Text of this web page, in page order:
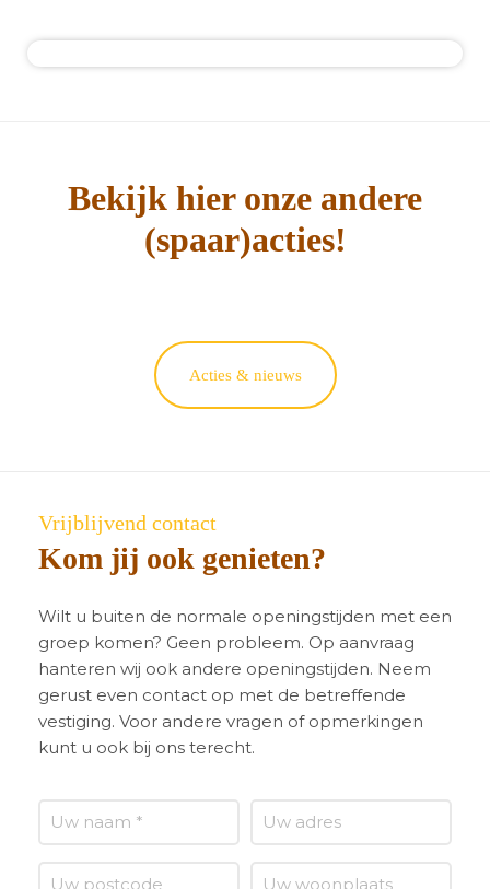
Bekijk hier onze andere
(spaar)acties!
Acties & nieuws
Vrijblijvend contact
Kom jij ook genieten?
Wilt u buiten de normale openingstijden met een
groep komen? Geen probleem. Op aanvraag
hanteren wij ook andere openingstijden. Neem
gerust even contact op met de betreffende
vestiging. Voor andere vragen of opmerkingen
kunt u ook bij ons terecht.